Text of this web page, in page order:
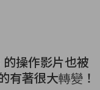
操作影片也被
有著很大轉變！